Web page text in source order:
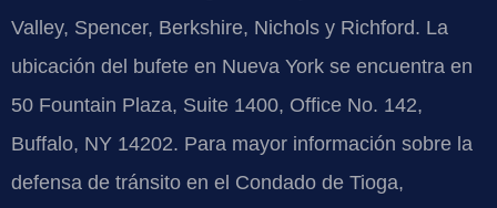
Valley, Spencer, Berkshire, Nichols y Richford. La
ubicación del bufete en Nueva York se encuentra en
50 Fountain Plaza, Suite 1400, Office No. 142,
Buffalo, NY 14202. Para mayor información sobre la
defensa de tránsito en el Condado de Tioga,